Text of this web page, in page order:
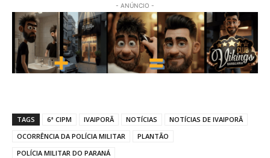
- ANÚNCIO -
TAGS 6ª CIPM IVAIPORÃ NOTÍCIAS
NOTÍCIAS DE IVAIPORÃ
OCORRÊNCIA DA POLÍCIA MILITAR
PLANTÃO
POLÍCIA MILITAR DO PARANÁ